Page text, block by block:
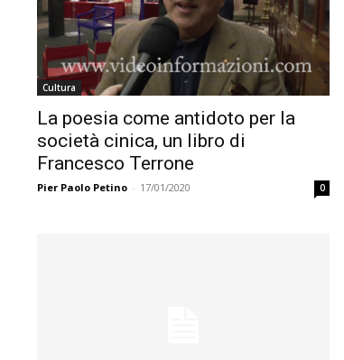
Cultura
La poesia come antidoto per la
società cinica, un libro di
Francesco Terrone
Pier Paolo Petino - 17/01/2020 0